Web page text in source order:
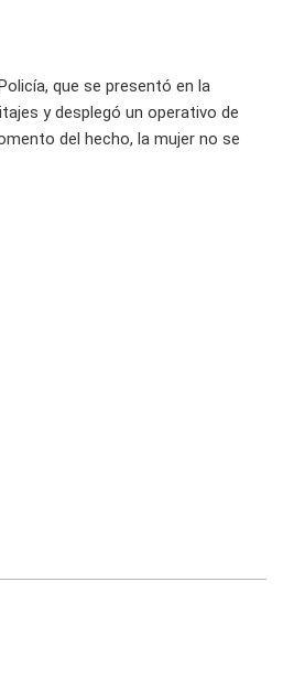
que se presentó en la
y desplegó un operativo de
del hecho, la mujer no se